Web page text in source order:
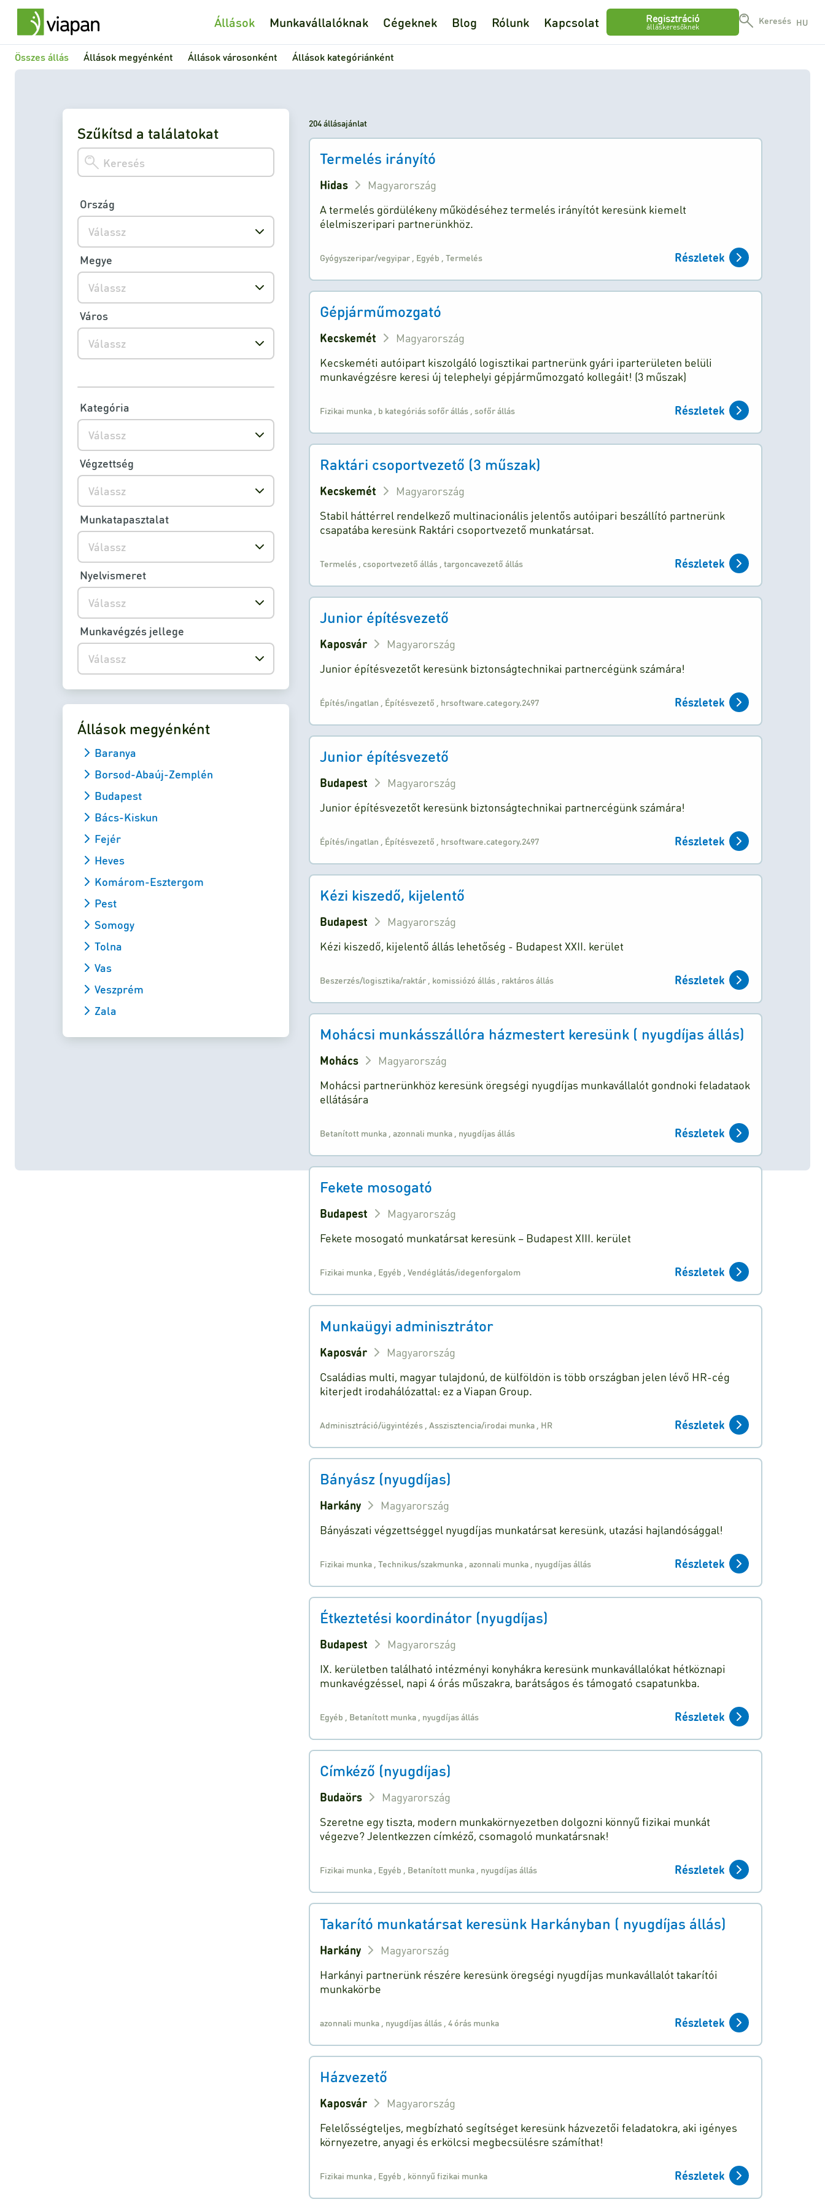
Állások Munkavállalóknak Cégeknek Blog Rólunk Kapcsolat Regisztráció
álláskeresőknek
Keresés HU
Összes állás Állások megyénként Állások városonként Állások kategóriánként
Szűkítsd a találatokat
Válassz
Ország
Válassz
Megye
Válassz
Város
Válassz
Kategória
Válassz
Végzettség
Válassz
Munkatapasztalat
Válassz
Nyelvismeret
Válassz
Munkavégzés jellege
Állások megyénként
Baranya
Borsod-Abaúj-Zemplén
Budapest
Bács-Kiskun
Fejér
Heves
Komárom-Esztergom
Pest
Somogy
Tolna
Vas
Veszprém
Zala
204 állásajánlat
Termelés irányító
Hidas
Magyarország
A termelés gördülékeny működéséhez termelés irányítót keresünk kiemelt
élelmiszeripari partnerünkhöz.
Gyógyszeripar/vegyipar Egyéb ,Termelés Részletek
Gépjárműmozgató
Kecskemét
Magyarország
Kecskeméti autóipart kiszolgáló logisztikai partnerünk gyári iparterületen belüli
munkavégzésre keresi új telephelyi gépjárműmozgató kollegáit! (3 műszak)
Fizikai munka b kategóriás sofőr állás sofőr állás Részletek
Raktári csoportvezető (3 műszak)
Kecskemét
Magyarország
Stabil háttérrel rendelkező multinacionális jelentős autóipari beszállító partnerünk
csapatába keresünk Raktári csoportvezető munkatársat.
Termelés ,csoportvezető állás ,targoncavezető állás Részletek
Junior építésvezető
Kaposvár
Magyarország
Junior építésvezetőt keresünk biztonságtechnikai partnercégünk számára!
Építés/ingatlan Építésvezető hrsoftware.category.2497 Részletek
Junior építésvezető
Budapest
Magyarország
Junior építésvezetőt keresünk biztonságtechnikai partnercégünk számára!
Építés/ingatlan Építésvezető hrsoftware.category.2497 Részletek
Kézi kiszedő, kijelentő
Budapest
Magyarország
Kézi kiszedő, kijelentő állás lehetőség - Budapest XXII. kerület
Beszerzés/logisztika/raktár komissiózó állás raktáros állás Részletek
Mohácsi munkásszállóra házmestert keresünk ( nyugdíjas állás)
Mohács
Magyarország
Mohácsi partnerünkhöz keresünk öregségi nyugdíjas munkavállalót gondnoki feladataok
ellátására
Betanított munka ,azonnali munka nyugdíjas állás Részletek
Fekete mosogató
Budapest
Magyarország
Fekete mosogató munkatársat keresünk – Budapest XIII. kerület
Fizikai munka Egyéb ,Vendéglátás/idegenforgalom Részletek
Munkaügyi adminisztrátor
Kaposvár
Magyarország
Családias multi, magyar tulajdonú, de külföldön is több országban jelen lévő HR-cég
kiterjedt irodahálózattal: ez a Viapan Group.
Adminisztráció/ügyintézés Asszisztencia/irodai munka HR Részletek
Bányász (nyugdíjas)
Harkány
Magyarország
Bányászati végzettséggel nyugdíjas munkatársat keresünk, utazási hajlandósággal!
Fizikai munka ,Technikus/szakmunka ,azonnali munka nyugdíjas állás Részletek
Étkeztetési koordinátor (nyugdíjas)
Budapest
Magyarország
IX. kerületben található intézményi konyhákra keresünk munkavállalókat hétköznapi
munkavégzéssel, napi 4 órás műszakra, barátságos és támogató csapatunkba.
Egyéb Betanított munka nyugdíjas állás Részletek
Címkéző (nyugdíjas)
Budaörs
Magyarország
Szeretne egy tiszta, modern munkakörnyezetben dolgozni könnyű fizikai munkát
végezve? Jelentkezzen címkéző, csomagoló munkatársnak!
Fizikai munka Egyéb Betanított munka nyugdíjas állás Részletek
Takarító munkatársat keresünk Harkányban ( nyugdíjas állás)
Harkány
Magyarország
Harkányi partnerünk részére keresünk öregségi nyugdíjas munkavállalót takarítói
munkakörbe
azonnali munka nyugdíjas állás ,4 órás munka Részletek
Házvezető
Kaposvár
Magyarország
Felelősségteljes, megbízható segítséget keresünk házvezetői feladatokra, aki igényes
környezetre, anyagi és erkölcsi megbecsülésre számíthat!
Fizikai munka Egyéb könnyű fizikai munka Részletek